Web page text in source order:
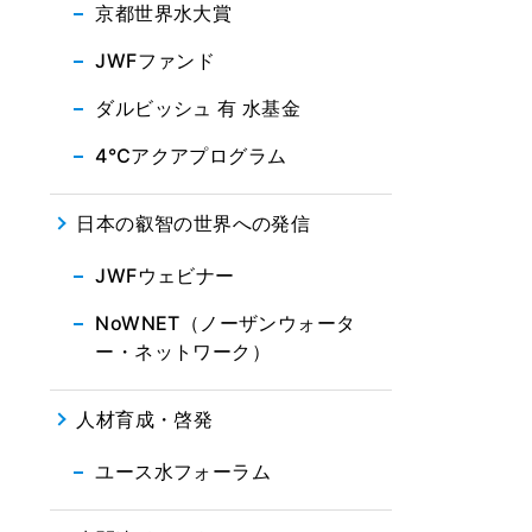
京都世界水大賞
JWFファンド
ダルビッシュ 有 水基金
4℃アクアプログラム
日本の叡智の世界への発信
JWFウェビナー
NoWNET（ノーザンウォータ
ー・ネットワーク）
人材育成・啓発
ユース水フォーラム